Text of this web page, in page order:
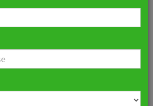
fliegt mit
Maurer ins All
11:25 Uhr| Gastronomie